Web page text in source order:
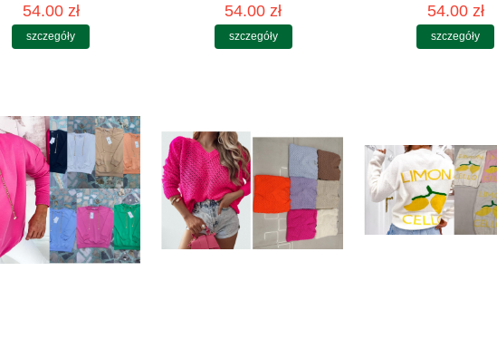
54.00 zł
szczegóły
54.00 zł
szczegóły
54.00 zł
szczegóły